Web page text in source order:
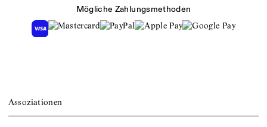
Mögliche Zahlungsmethoden
Assoziationen